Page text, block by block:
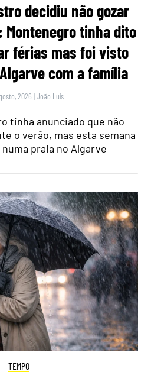
decidiu não gozar
tinha dito
férias mas foi visto
com a família
2026 |João Luís
tinha anunciado que não
o verão, mas esta semana
praia no Algarve
TEMPO